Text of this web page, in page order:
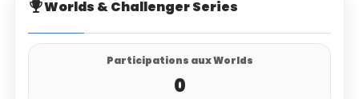
Worlds & Challenger Series
Participations aux Worlds
0